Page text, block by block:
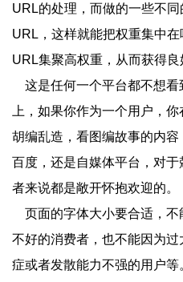
URL的处理，而做的一些不
URL，这样就能把权重集中
URL集聚高权重，从而获得良
这是任何一个平台都不想看
上，如果你作为一个用户，
胡编乱造，看图编故事的内
百度，还是自媒体平台，对
者来说都是敞开怀抱欢迎的。
页面的字体大小要合适，不
不好的消费者，也不能因为
症或者发散能力不强的用户